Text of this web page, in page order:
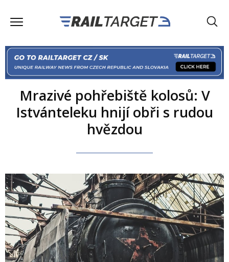
Mrazivé pohřebiště kolosů: V
Istvánteleku hnijí obři s rudou
hvězdou